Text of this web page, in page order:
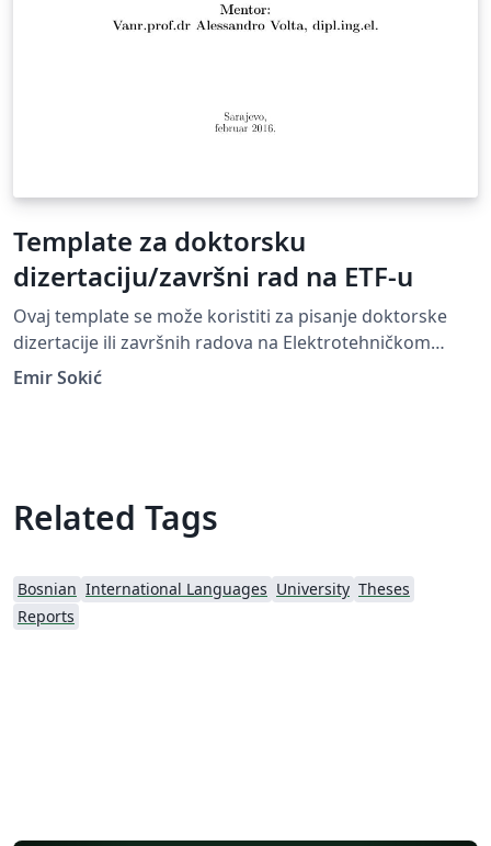
Template za doktorsku
dizertaciju/završni rad na ETF-u
Ovaj template se može koristiti za pisanje doktorske
dizertacije ili završnih radova na Elektrotehničkom
fakultetu Univerziteta u Sarajevu-
Emir Sokić
Related Tags
Bosnian International Languages University Theses
Reports